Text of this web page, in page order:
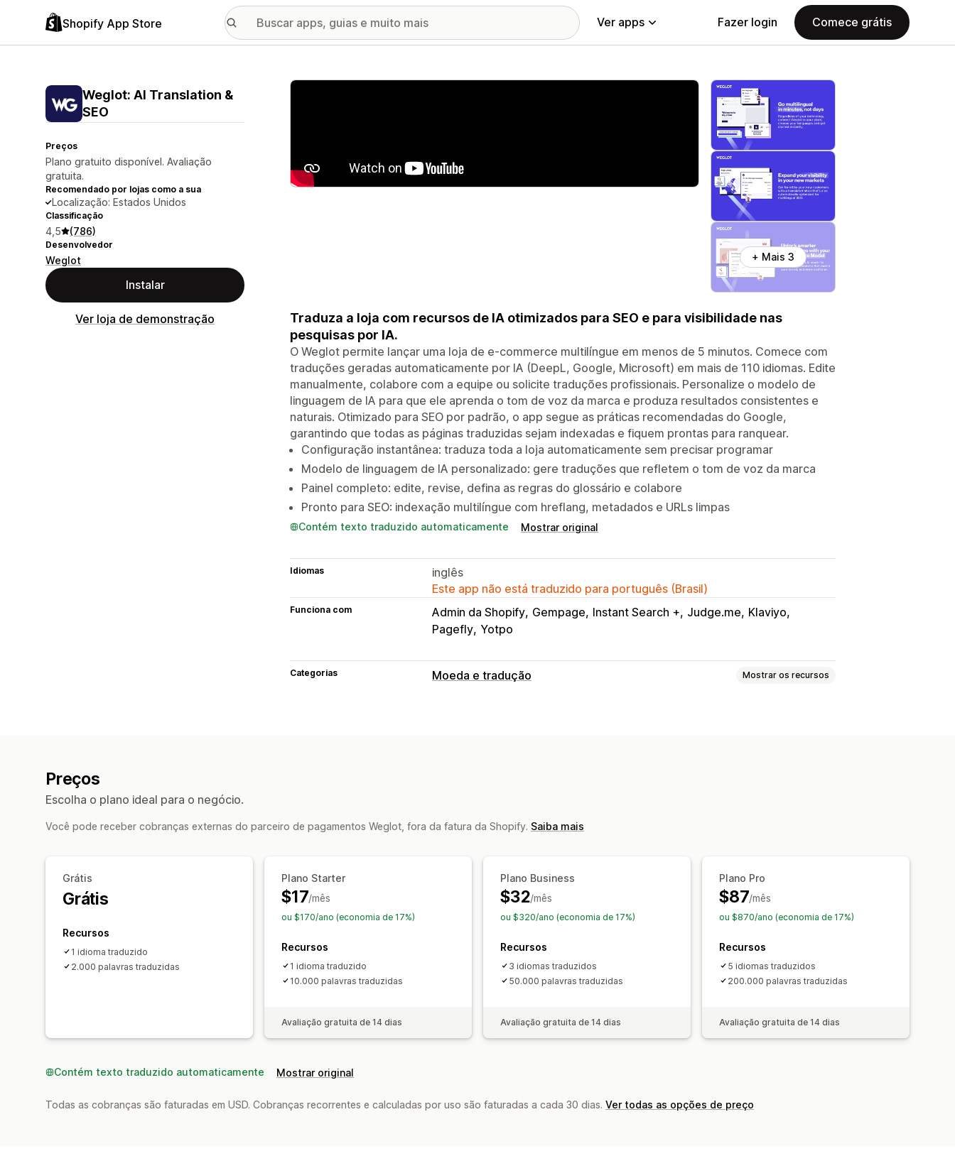
Shopify App Store Ver apps Fazer login Comece grátis
Weglot: AI Translation &
SEO
Preços
Plano gratuito disponível. Avaliação
gratuita.
Recomendado por lojas como a sua
Localização: Estados Unidos
Classificação
4,5 (786)
Desenvolvedor
Weglot
Instalar
Ver loja de demonstração
Galeria de imagens em destaque
+ Mais 3
Traduza a loja com recursos de IA otimizados para SEO e para visibilidade nas
pesquisas por IA.
O Weglot permite lançar uma loja de e-commerce multilíngue em menos de 5 minutos. Comece com
traduções geradas automaticamente por IA (DeepL, Google, Microsoft) em mais de 110 idiomas. Edite
manualmente, colabore com a equipe ou solicite traduções profissionais. Personalize o modelo de
linguagem de IA para que ele aprenda o tom de voz da marca e produza resultados consistentes e
naturais. Otimizado para SEO por padrão, o app segue as práticas recomendadas do Google,
garantindo que todas as páginas traduzidas sejam indexadas e fiquem prontas para ranquear.
Configuração instantânea: traduza toda a loja automaticamente sem precisar programar
Modelo de linguagem de IA personalizado: gere traduções que refletem o tom de voz da marca
Painel completo: edite, revise, defina as regras do glossário e colabore
Pronto para SEO: indexação multilíngue com hreflang, metadados e URLs limpas
Contém texto traduzido automaticamente Mostrar original
Idiomas
inglês
Este app não está traduzido para português (Brasil)
Funciona com Admin da Shopify Gempage Instant Search + Judge.me Klaviyo
Pagefly Yotpo
Categorias Moeda e tradução Mostrar os recursos
Redirecionamento automático
Preços
Escolha o plano ideal para o negócio.
Você pode receber cobranças externas do parceiro de pagamentos Weglot, fora da fatura da Shopify. Saiba mais
Grátis
Grátis
Recursos
1 idioma traduzido
2.000 palavras traduzidas
Plano Starter
$17/mês
ou $170/ano (economia de 17%)
Recursos
1 idioma traduzido
10.000 palavras traduzidas
Avaliação gratuita de 14 dias
Plano Business
$32/mês
ou $320/ano (economia de 17%)
Recursos
3 idiomas traduzidos
50.000 palavras traduzidas
Avaliação gratuita de 14 dias
Plano Pro
$87/mês
ou $870/ano (economia de 17%)
Recursos
5 idiomas traduzidos
200.000 palavras traduzidas
Avaliação gratuita de 14 dias
Contém texto traduzido automaticamente Mostrar original
Todas as cobranças são faturadas em USD. Cobranças recorrentes e calculadas por uso são faturadas a cada 30 dias. Ver todas as opções de preço